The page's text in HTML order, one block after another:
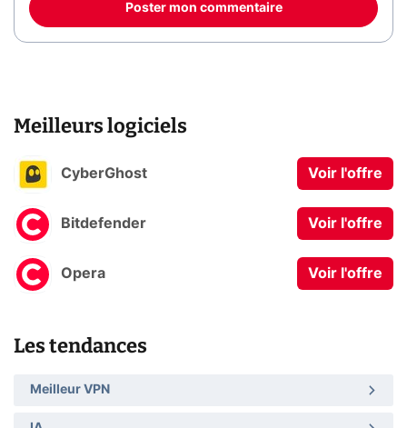
Poster mon commentaire
Meilleurs logiciels
CyberGhost Voir l'offre
Bitdefender Voir l'offre
Opera Voir l'offre
Les tendances
Meilleur VPN